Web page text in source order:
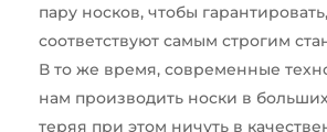
пару носков, чтобы
соответствуют самым строгим
В то же время, современные
нам производить носки в
теряя при этом ничуть в